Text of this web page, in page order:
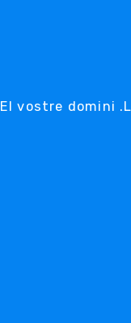
El vostre domini